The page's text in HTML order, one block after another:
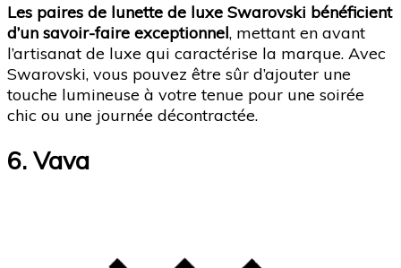
Les paires de lunette de luxe Swarovski bénéficient
d’un savoir-faire exceptionnel, mettant en avant
l’artisanat de luxe qui caractérise la marque. Avec
Swarovski, vous pouvez être sûr d’ajouter une
touche lumineuse à votre tenue pour une soirée
chic ou une journée décontractée.
6. Vava